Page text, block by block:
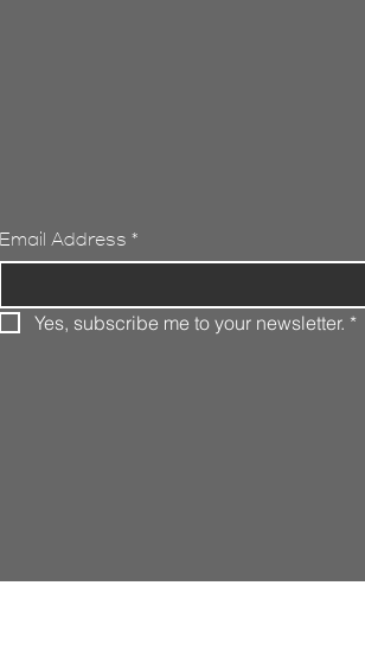
Email Address *
Yes, subscribe me to your newsletter. *